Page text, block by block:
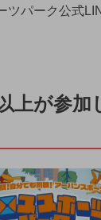
ツパーク公式
上が参加